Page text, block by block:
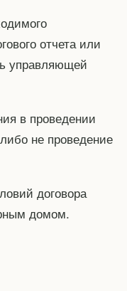
отчета или
управляющей
в проведении
не проведение
договора
домом.